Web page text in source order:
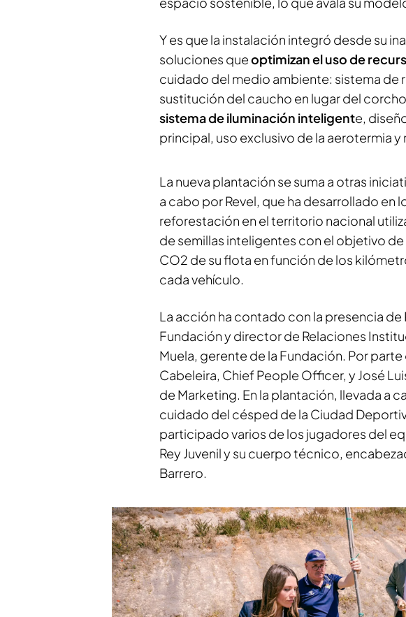
Y es que la instalación integró desde su
soluciones queoptimizan el uso de
cuidado del medio ambiente: sistema de
sustitución del caucho en lugar del
sistema de iluminación inteligente,
principal, uso exclusivo de la aerotermia
La nueva plantación se suma a otras
a cabo por Revel, que ha desarrollado en
reforestación en el territorio nacional
de semillas inteligentes con el objetivo
CO2 de su flota en función de los
cada vehículo.
La acción ha contado con la presencia
Fundación y director de Relaciones
Muela, gerente de la Fundación. Por parte
Cabeleira, Chief People Officer, y José
de Marketing. En la plantación, llevada a
cuidado del césped de la Ciudad
participado varios de los jugadores del
Rey Juvenil y su cuerpo técnico,
Barrero.